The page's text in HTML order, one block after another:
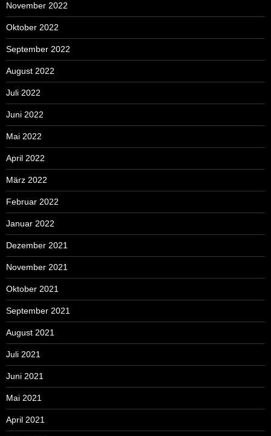
November 2022
Oktober 2022
September 2022
August 2022
Juli 2022
Juni 2022
Mai 2022
April 2022
März 2022
Februar 2022
Januar 2022
Dezember 2021
November 2021
Oktober 2021
September 2021
August 2021
Juli 2021
Juni 2021
Mai 2021
April 2021